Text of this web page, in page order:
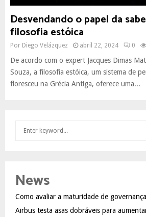
Desvendando o papel da
filosofia estóica
Por Diego Velázquez abril 22, 2024 0
De acordo com o expert Jacques Dimas
Souza, a filosofia estóica, um sistema de
floresceu na Grécia Antiga, oferece uma...
h
o
r
News
Como avaliar a maturidade de
Airbus testa asas dobráveis para